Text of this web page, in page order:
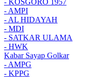
- KOSGORO 1957
- AMPI
- AL HIDAYAH
- MDI
- SATKAR ULAMA
- HWK
Kabar Sayap Golkar
- AMPG
- KPPG